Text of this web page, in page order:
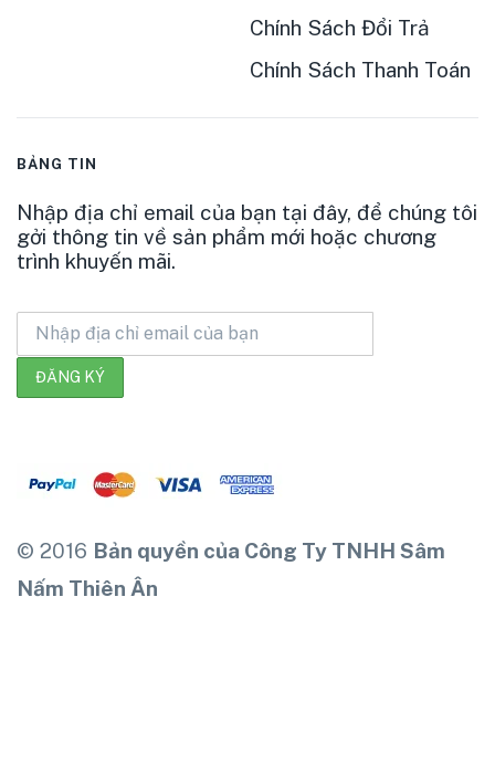
Chính Sách Đổi Trả
Chính Sách Thanh Toán
BẢNG TIN
Nhập địa chỉ email của bạn tại đây, để chúng tôi
gởi thông tin về sản phẩm mới hoặc chương
trình khuyến mãi.
© 2016 Bản quyền của Công Ty TNHH Sâm
Nấm Thiên Ân